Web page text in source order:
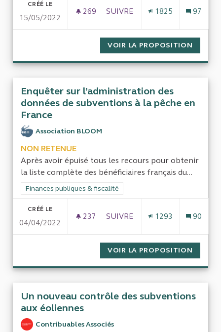
CRÉÉ LE
15/05/2022
269 269 ABONNÉS
SUIVRE
1825 97
VOIR LA PROPOSITION
Enquêter sur l’administration des
données de subventions à la pêche en
France
Association BLOOM
NON RETENUE
Après avoir épuisé tous les recours pour obtenir
la liste complète des bénéficiaires français du...
Filtrer les résultats de la catégorie : Finances publiques &
Finances publiques & fiscalité
CRÉÉ LE
04/04/2022
237 237 ABONNÉS
SUIVRE
1293 90
VOIR LA PROPOSITION
Un nouveau contrôle des subventions
aux éoliennes
Contribuables Associés